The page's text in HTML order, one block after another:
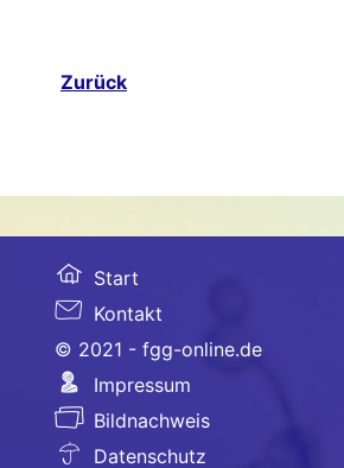
Zurück
Start
Kontakt
© 2021 - fgg-online.de
Impressum
Bildnachweis
Datenschutz